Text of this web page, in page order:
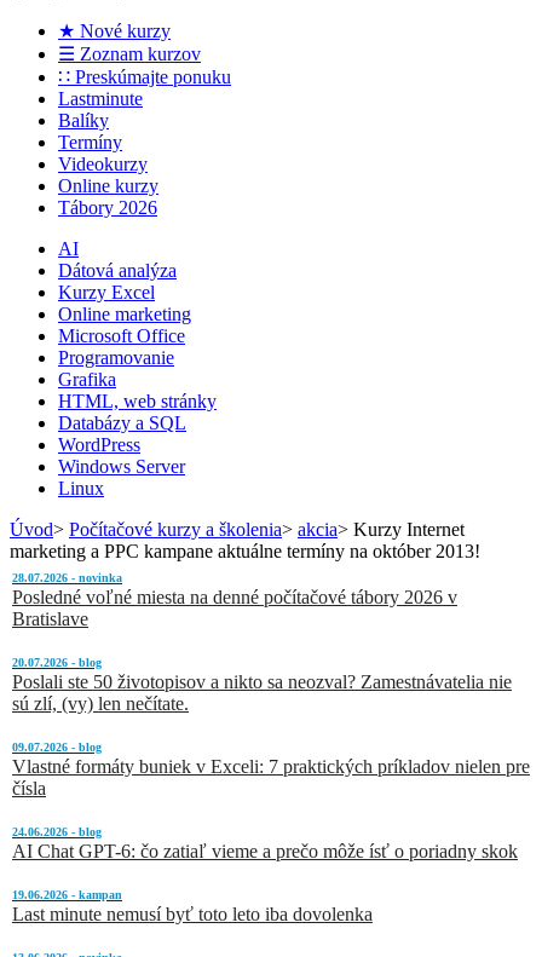
★ Nové kurzy
☰ Zoznam kurzov
∷ Preskúmajte ponuku
Lastminute
Balíky
Termíny
Videokurzy
Online kurzy
Tábory 2026
AI
Dátová analýza
Kurzy Excel
Online marketing
Microsoft Office
Programovanie
Grafika
HTML, web stránky
Databázy a SQL
WordPress
Windows Server
Linux
Úvod> Počítačové kurzy a školenia> akcia> Kurzy Internet
marketing a PPC kampane aktuálne termíny na október 2013!
28.07.2026 - novinka
Posledné voľné miesta na denné počítačové tábory 2026 v
Bratislave
20.07.2026 - blog
Poslali ste 50 životopisov a nikto sa neozval? Zamestnávatelia nie
sú zlí, (vy) len nečítate.
09.07.2026 - blog
Vlastné formáty buniek v Exceli: 7 praktických príkladov nielen pre
čísla
24.06.2026 - blog
AI Chat GPT-6: čo zatiaľ vieme a prečo môže ísť o poriadny skok
19.06.2026 - kampan
Last minute nemusí byť toto leto iba dovolenka